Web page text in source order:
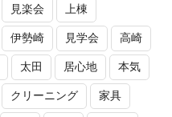
見楽会 上棟
伊勢崎 見学会 高崎
太田 居心地 本気
クリーニング 家具